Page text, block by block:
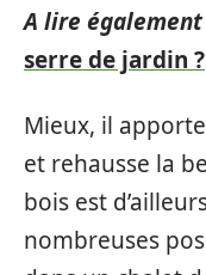
A lire
serre de jardin ?
Mieux, il
et rehausse la
bois est
nombreuses